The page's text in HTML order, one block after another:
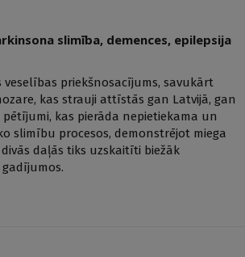
slimība, demences, epilepsija
priekšnosacījums, savukārt
kas strauji attīstās gan Latvijā, gan
kas pierāda nepietiekama un
slimību procesos, demonstrējot miega
daļās tiks uzskaitīti biežāk